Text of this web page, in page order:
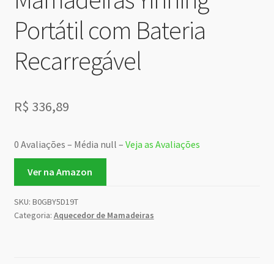
Portátil com Bateria
Recarregável
R$ 336,89
0 Avaliações – Média null – Veja as Avaliações
Ver na Amazon
SKU: B0GBY5D19T
Categoria: Aquecedor de Mamadeiras